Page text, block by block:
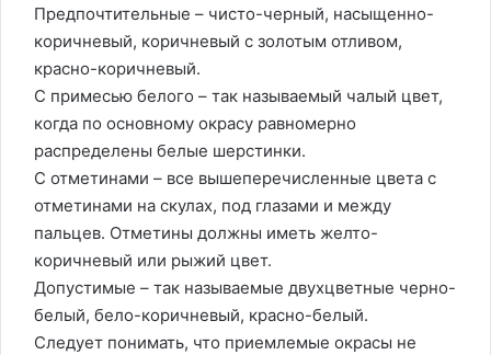
Предпочтительные – чисто-черный, насыщенно-
коричневый, коричневый с золотым отливом,
красно-коричневый.
С примесью белого – так называемый чалый цвет,
когда по основному окрасу равномерно
распределены белые шерстинки.
С отметинами – все вышеперечисленные цвета с
отметинами на скулах, под глазами и между
пальцев. Отметины должны иметь желто-
коричневый или рыжий цвет.
Допустимые – так называемые двухцветные черно-
белый, бело-коричневый, красно-белый.
Следует понимать, что приемлемые окрасы не